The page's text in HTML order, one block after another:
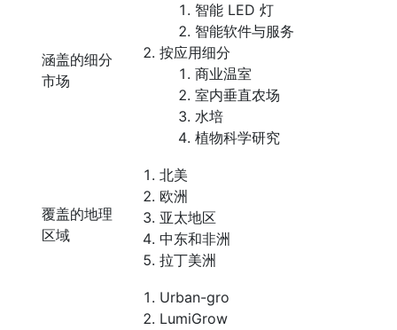
涵盖的细分
市场
智能 LED 灯
智能软件与服务
按应用细分
商业温室
室内垂直农场
水培
植物科学研究
覆盖的地理
区域
北美
欧洲
亚太地区
中东和非洲
拉丁美洲
Urban-gro
LumiGrow